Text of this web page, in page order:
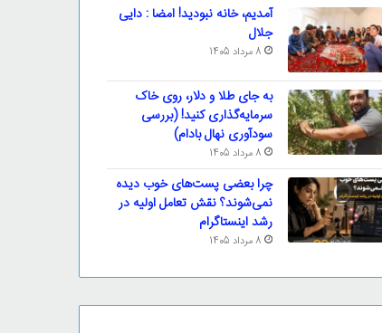
آمدیم، خانه نبودید! امضا : دایی
جلال
8 مرداد 1405
به جای طلا و دلار، روی خاک
سرمایه‌گذاری کنید! (بررسی
سودآوری نهال بادام)
8 مرداد 1405
چرا بعضی پست‌های خوب دیده
نمی‌شوند؟ نقش تعامل اولیه در
رشد اینستاگرام
8 مرداد 1405